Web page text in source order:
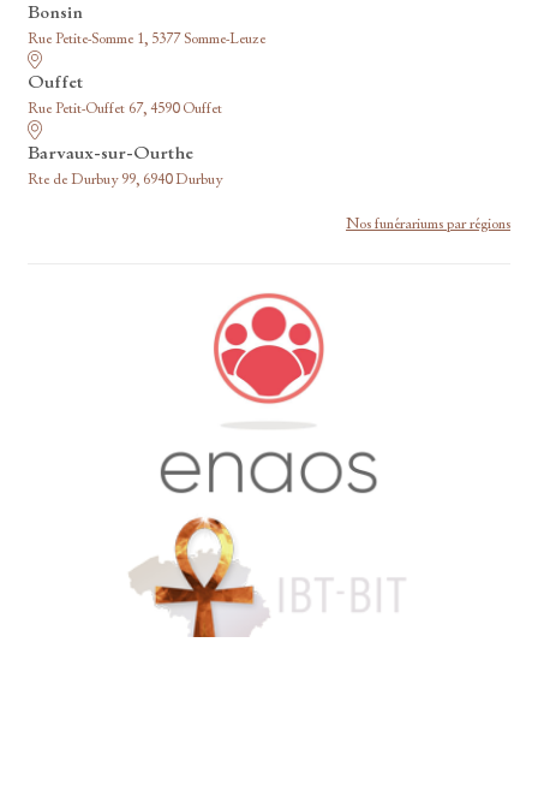
Bonsin
Rue Petite-Somme 1, 5377 Somme-Leuze
Ouffet
Rue Petit-Ouffet 67, 4590 Ouffet
Barvaux-sur-Ourthe
Rte de Durbuy 99, 6940 Durbuy
Nos funérariums par régions